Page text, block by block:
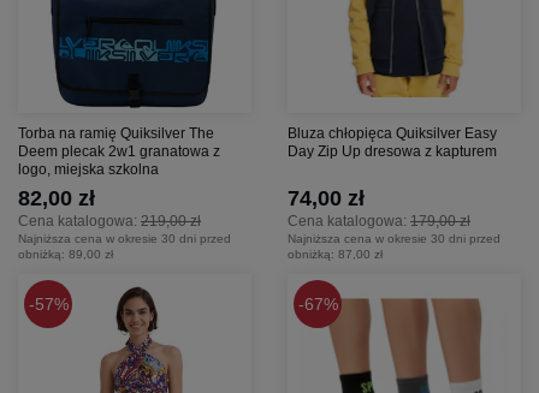
Torba na ramię Quiksilver The
Deem plecak 2w1 granatowa z
logo, miejska szkolna
Cena katalogowa: 219,00 zł
82,00 zł
Najniższa cena w okresie 30 dni przed
obniżką: 89,00 zł
Bluza chłopięca Quiksilver Easy
Day Zip Up dresowa z kapturem
Cena katalogowa: 179,00 zł
74,00 zł
Najniższa cena w okresie 30 dni przed
obniżką: 87,00 zł
57% 67%